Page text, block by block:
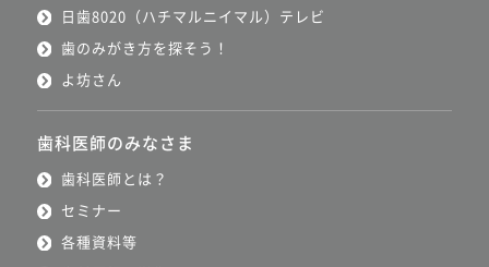
日歯8020（ハチマルニイマル）テレビ
歯のみがき方を探そう！
よ坊さん
歯科医師のみなさま
歯科医師とは？
セミナー
各種資料等